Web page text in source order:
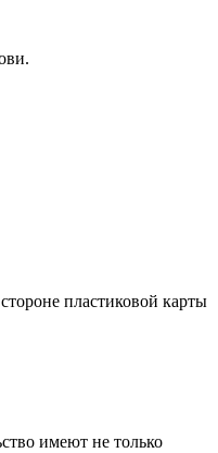
пластиковой карты
имеют не только